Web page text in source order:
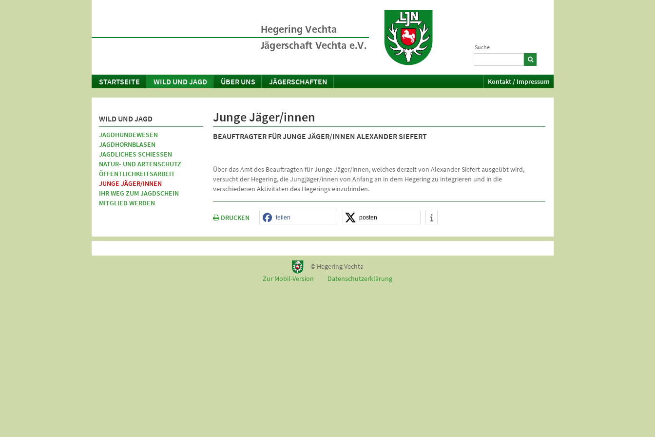
Suche
STARTSEITE WILD UND JAGD ÜBER UNS JÄGERSCHAFTEN Kontakt / Impressum
WILD UND JAGD
JAGDHUNDEWESEN
JAGDHORNBLASEN
JAGDLICHES SCHIESSEN
NATUR- UND ARTENSCHUTZ
ÖFFENTLICHKEITSARBEIT
JUNGE JÄGER/INNEN
IHR WEG ZUM JAGDSCHEIN
MITGLIED WERDEN
Junge Jäger/innen
BEAUFTRAGTER FÜR JUNGE JÄGER/INNEN ALEXANDER SIEFERT
Über das Amt des Beauftragten für Junge Jäger/innen, welches derzeit von Alexander Siefert ausgeübt wird,
versucht der Hegering, die Jungjäger/innen von Anfang an in dem Hegering zu integrieren und in die
verschiedenen Aktivitäten des Hegerings einzubinden.
DRUCKEN teilen posten
© Hegering Vechta
Zur Mobil-Version
Datenschutzerklärung